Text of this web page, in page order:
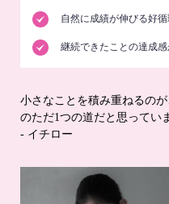
自然に成績が伸びる好
継続できたことの達成
小さなことを積み重ねるの
のただ1つの道だと思ってい
- イチロー